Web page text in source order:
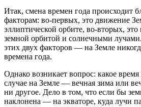
Итак, смена времен года происходит
факторам: во-первых, это движение
эллиптической орбите, во-вторых,
земной орбитой и солнечными
этих двух факторов — на Земле
времена года.
Однако возникает вопрос: какое
случае на Земле — вечная зима или
ни другое. Дело в том, что если бы
наклонена — на экваторе, куда лучи